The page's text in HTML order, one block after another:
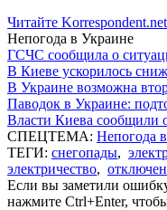
Читайте
Непогода в Украине
ГСЧС сообщила о
В Киеве ускорилось
В Украине возможна
Паводок в Украине:
Власти Киева сообщили
СПЕЦТЕМА: Непогода
ТЕГИ: снегопады,
электричество,
Если вы заметили
нажмите Ctrl+Enter,